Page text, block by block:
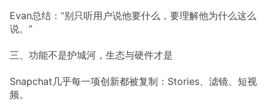
Evan总结：“别只听用户说他要什么，要理解他为什么这么
说。”
三、功能不是护城河，生态与硬件才是
Snapchat几乎每一项创新都被复制：Stories、滤镜、短视
频。